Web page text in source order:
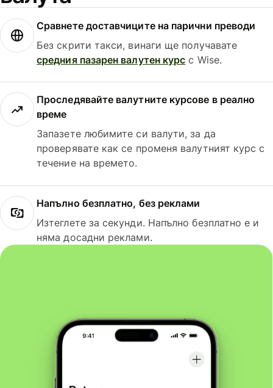
Сравнете доставчиците на парични преводи
Без скрити такси, винаги ще получавате
средния пазарен валутен курс с Wise.
Проследявайте валутните курсове в реално
време
Запазете любимите си валути, за да
проверявате как се променя валутният курс с
течение на времето.
Напълно безплатно, без реклами
Изтеглете за секунди. Напълно безплатно е и
няма досадни реклами.